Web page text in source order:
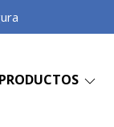
PRODUCTOS